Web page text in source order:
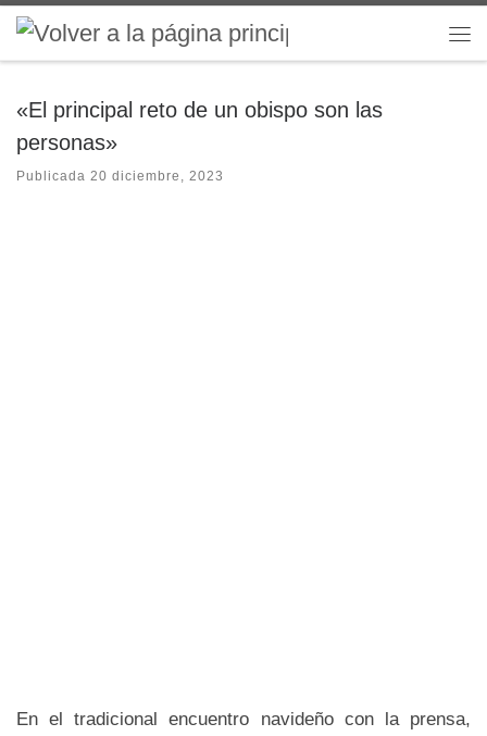
Saltar al contenido
«El principal reto de un obispo son las
personas»
Publicada 20 diciembre, 2023
En el tradicional encuentro navideño con la prensa,